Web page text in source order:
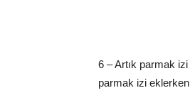
6 – Artık parmak
parmak izi